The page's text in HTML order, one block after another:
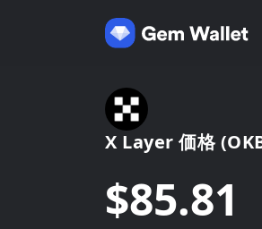
X Layer 価格
$85.81